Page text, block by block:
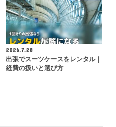
2026.7.28
出張でスーツケースをレンタル｜
経費の扱いと選び方